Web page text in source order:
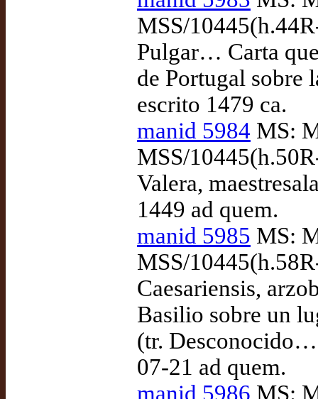
MSS/
Pulgar… Carta
de Portugal sobre
escrito 1479 ca.
manid 5984 MS:
MSS/
Valera,
1449 ad quem.
manid 5985 MS:
MSS/
Caesariensis,
Basilio sobre un
(tr.
07-21 ad quem.
manid 5986 MS: